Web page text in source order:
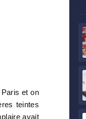
et on
teintes
avait